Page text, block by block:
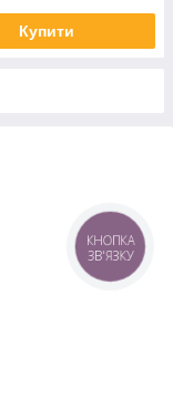
Купити
КНОПКА
ЗВ'ЯЗКУ